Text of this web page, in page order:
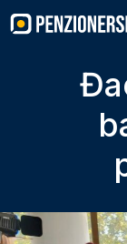
to
content